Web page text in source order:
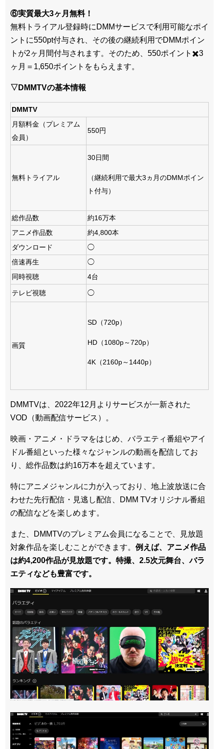
⑥実質最大3ヶ月無料！
無料トライアル登録時にDMMサービスで利用可能なポイ
ントに550pt付与され、その後の継続利用でDMMポイン
トが2ヶ月間付与されます。そのため、550ポイント✖️3
ヶ月＝1,650ポイントをもらえます。
▽DMMTVの基本情報
DMMTV
月額料金（プレミアム
会員）
550円
無料トライアル
30日間
（継続利用で最大3ヵ月のDMMポイン
ト付与）
総作品数
約16万本
アニメ作品数
約4,800本
ダウンロード
◯
倍速再生
◯
同時視聴
4台
テレビ視聴 ◯
画質
SD（720p）
HD（1080p～720p）
4K（2160p～1440p）
DMMTVは、2022年12月よりサービスが一新された
VOD（動画配信サービス）。
映画・アニメ・ドラマをはじめ、バラエティ番組やアイ
ドル番組といった様々なジャンルの動画を配信してお
り、総作品数は約16万本を超えています。
特にアニメジャンルに力が入っており、地上波放送に合
わせた先行配信・見逃し配信、DMM TVオリジナル番組
の配信などを楽しめます。
また、DMMTVのプレミアム会員になることで、見放題
対象作品を楽しむことができます。 例えば、アニメ作品
は約4,200作品が見放題です。特撮、2.5次元舞台、バラ
エティなども豊富です。